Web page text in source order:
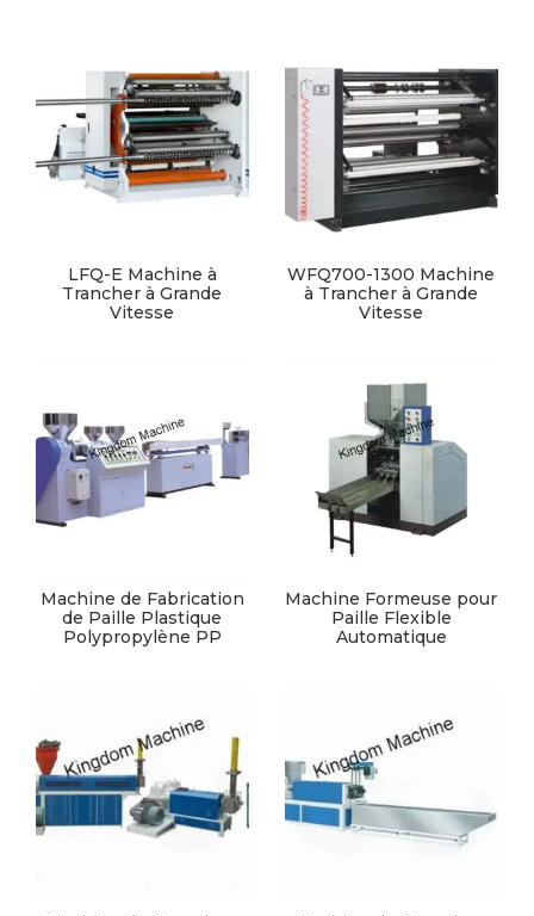
LFQ-E Machine à
Trancher à Grande
Vitesse
WFQ700-1300 Machine
à Trancher à Grande
Vitesse
Machine de Fabrication
de Paille Plastique
Polypropylène PP
Machine Formeuse pour
Paille Flexible
Automatique